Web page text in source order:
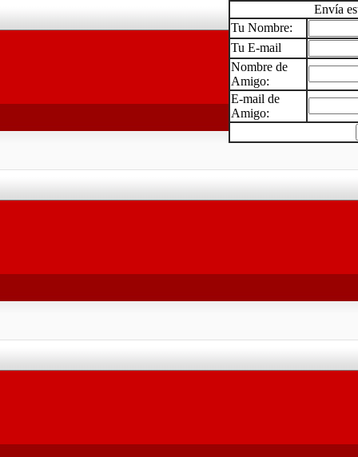
Envía
Tu Nombre:
Tu E-mail
Nombre de
Amigo:
E-mail de
Amigo: